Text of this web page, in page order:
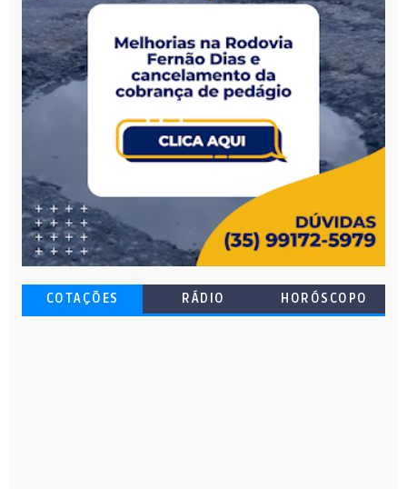
COTAÇÕES RÁDIO HORÓSCOPO